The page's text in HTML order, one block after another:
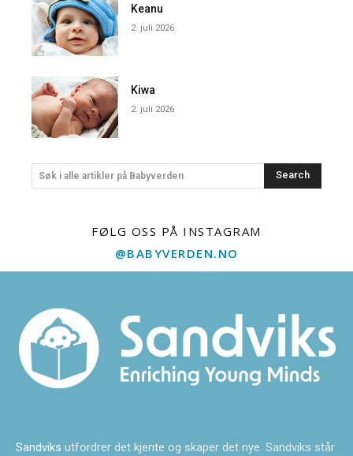
Keanu
2. juli 2026
Kiwa
2. juli 2026
Søk i alle artikler på Babyverden Search
FØLG OSS PÅ INSTAGRAM
@BABYVERDEN.NO
Sandviks utfordrer det kjente og skaper det nye. Sandviks står